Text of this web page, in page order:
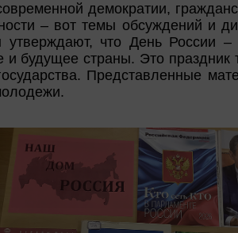
демократии,
– вот темы обсуждений и
утверждают, что День России
и будущее страны. Это праздник
Представленные